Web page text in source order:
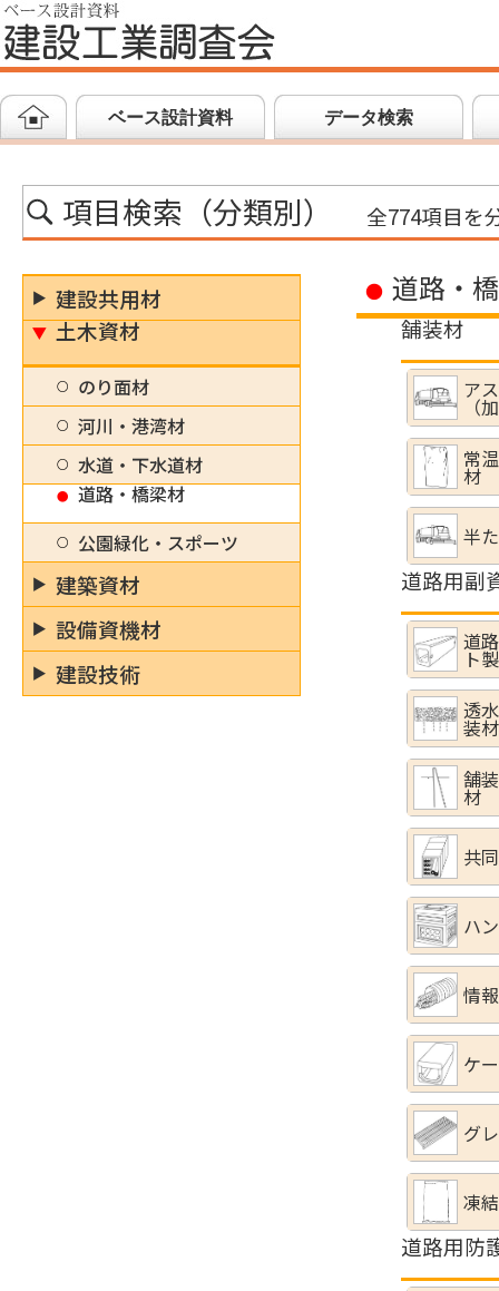
ベース設計資料 データ検索
項目検索（分類別） 全774項目を
建設共用材
土木資材
のり面材
河川・港湾材
水道・下水道材
道路・橋梁材
公園緑化・スポーツ
建築資材
設備資機材
建設技術
道路・
舗装材
ア
（
常
材
半
道路用副
道
ト
透
装材
舗
材
共
ハ
情
ケ
グ
凍
道路用防